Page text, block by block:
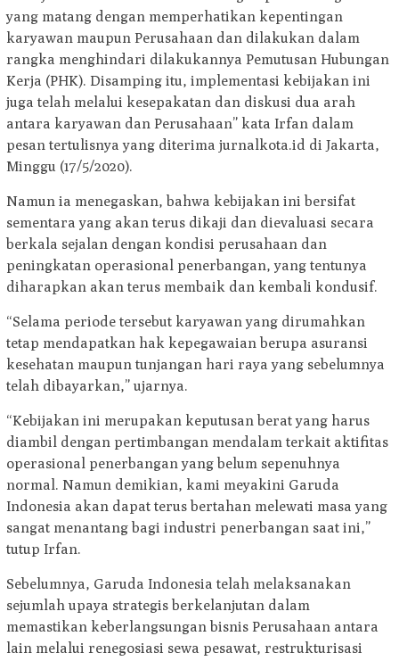
yang matang dengan memperhatikan kepentingan
karyawan maupun Perusahaan dan dilakukan dalam
rangka menghindari dilakukannya Pemutusan Hubungan
Kerja (PHK). Disamping itu, implementasi kebijakan ini
juga telah melalui kesepakatan dan diskusi dua arah
antara karyawan dan Perusahaan” kata Irfan dalam
pesan tertulisnya yang diterima jurnalkota.id di Jakarta,
Minggu (17/5/2020).
Namun ia menegaskan, bahwa kebijakan ini bersifat
sementara yang akan terus dikaji dan dievaluasi secara
berkala sejalan dengan kondisi perusahaan dan
peningkatan operasional penerbangan, yang tentunya
diharapkan akan terus membaik dan kembali kondusif.
“Selama periode tersebut karyawan yang dirumahkan
tetap mendapatkan hak kepegawaian berupa asuransi
kesehatan maupun tunjangan hari raya yang sebelumnya
telah dibayarkan,” ujarnya.
“Kebijakan ini merupakan keputusan berat yang harus
diambil dengan pertimbangan mendalam terkait aktifitas
operasional penerbangan yang belum sepenuhnya
normal. Namun demikian, kami meyakini Garuda
Indonesia akan dapat terus bertahan melewati masa yang
sangat menantang bagi industri penerbangan saat ini,”
tutup Irfan.
Sebelumnya, Garuda Indonesia telah melaksanakan
sejumlah upaya strategis berkelanjutan dalam
memastikan keberlangsungan bisnis Perusahaan antara
lain melalui renegosiasi sewa pesawat, restrukturisasi